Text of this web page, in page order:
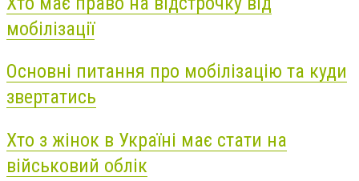
мобілізації
Основні питання про мобілізацію та куди
звертатись
Хто з жінок в Україні має стати на
військовий облік